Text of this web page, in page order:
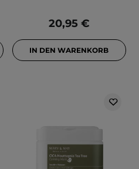
20,95 €
IN DEN WARENKORB